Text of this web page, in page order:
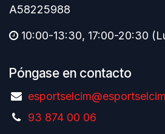
A58225988
10:00-13:30, 17:00-20:30
Póngase en contacto
93 874 00 06